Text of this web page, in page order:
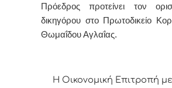
Πρόεδρος προτείνει τον
δικηγόρου στο Πρωτοδικείο
Θωμαΐδου Αγλαΐας.
Η Οικονομική Επιτροπή